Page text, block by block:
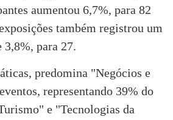
aumentou 6,7%, para 82
também registrou um
para 27.
predomina "Negócios e
representando 39% do
e "Tecnologias da